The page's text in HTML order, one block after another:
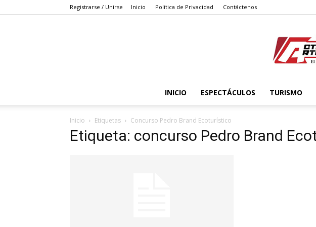
Registrarse / Unirse Inicio Política de Privacidad Contáctenos
INICIO ESPECTÁCULOS TURISMO
Inicio Etiquetas Concurso Pedro Brand Ecoturístico
Etiqueta: concurso Pedro Brand